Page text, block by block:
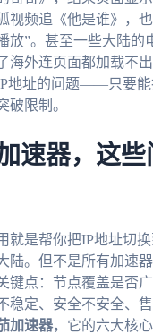
视频追《他是谁》，
放”。甚至一些大陆的
海外连页面都加载不
地址的问题——只要能
破限制。
速器，这些
就是帮你把IP地址切
陆。但不是所有加速
键点：节点覆盖是否
稳定、安全不安全、
加速器，它的六大核